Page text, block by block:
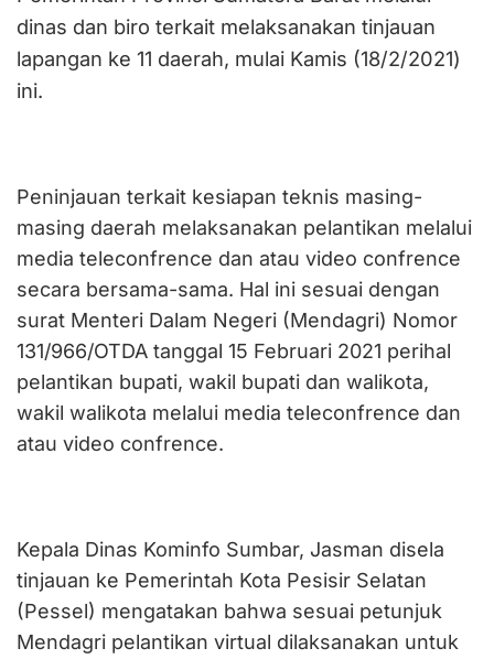
dinas dan biro terkait melaksanakan tinjauan
lapangan ke 11 daerah, mulai Kamis (18/2/2021)
ini.
Peninjauan terkait kesiapan teknis masing-
masing daerah melaksanakan pelantikan melalui
media teleconfrence dan atau video confrence
secara bersama-sama. Hal ini sesuai dengan
surat Menteri Dalam Negeri (Mendagri) Nomor
131/966/OTDA tanggal 15 Februari 2021 perihal
pelantikan bupati, wakil bupati dan walikota,
wakil walikota melalui media teleconfrence dan
atau video confrence.
Kepala Dinas Kominfo Sumbar, Jasman disela
tinjauan ke Pemerintah Kota Pesisir Selatan
(Pessel) mengatakan bahwa sesuai petunjuk
Mendagri pelantikan virtual dilaksanakan untuk